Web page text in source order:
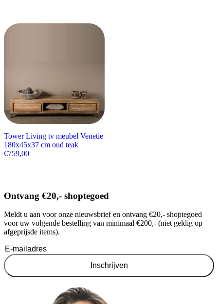
Tower Living tv meubel Venetie
180x45x37 cm oud teak
€759,00
Ontvang €20,- shoptegoed
Meldt u aan voor onze nieuwsbrief en ontvang €20,- shoptegoed
voor uw volgende bestelling van minimaal €200,- (niet geldig op
afgeprijsde items).
Inschrijven